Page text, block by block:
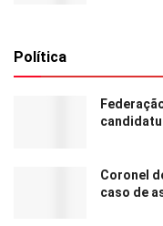
Política
Coronel
caso de